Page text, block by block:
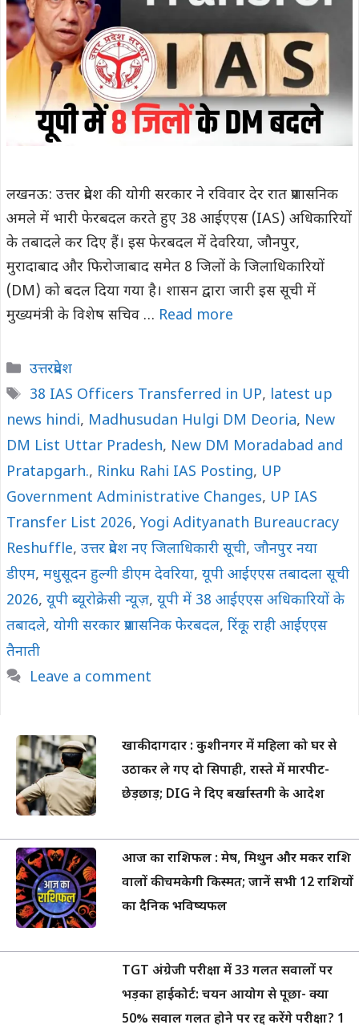
लखनऊ: उत्तर प्रदेश की योगी सरकार ने रविवार देर रात प्रशासनिक
अमले में भारी फेरबदल करते हुए 38 आईएएस (IAS) अधिकारियों
के तबादले कर दिए हैं। इस फेरबदल में देवरिया, जौनपुर,
मुरादाबाद और फिरोजाबाद समेत 8 जिलों के जिलाधिकारियों
(DM) को बदल दिया गया है। शासन द्वारा जारी इस सूची में
मुख्यमंत्री के विशेष सचिव … Read more
Categories
उत्तरप्रदेश
Tags
38 IAS Officers Transferred in UP, latest up
news hindi, Madhusudan Hulgi DM Deoria, New
DM List Uttar Pradesh, New DM Moradabad and
Pratapgarh., Rinku Rahi IAS Posting, UP
Government Administrative Changes, UP IAS
Transfer List 2026, Yogi Adityanath Bureaucracy
Reshuffle, उत्तर प्रदेश नए जिलाधिकारी सूची, जौनपुर नया
डीएम, मधुसूदन हुल्गी डीएम देवरिया, यूपी आईएएस तबादला सूची
2026, यूपी ब्यूरोक्रेसी न्यूज़, यूपी में 38 आईएएस अधिकारियों के
तबादले, योगी सरकार प्रशासनिक फेरबदल, रिंकू राही आईएएस
तैनाती
Leave a comment
खाकी दागदार : कुशीनगर में महिला को घर से
उठाकर ले गए दो सिपाही, रास्ते में मारपीट-
छेड़छाड़; DIG ने दिए बर्खास्तगी के आदेश
आज का राशिफल : मेष, मिथुन और मकर राशि
वालों की चमकेगी किस्मत; जानें सभी 12 राशियों
का दैनिक भविष्यफल
TGT अंग्रेजी परीक्षा में 33 गलत सवालों पर
भड़का हाईकोर्ट: चयन आयोग से पूछा- क्या
50% सवाल गलत होने पर रद्द करेंगे परीक्षा? 1